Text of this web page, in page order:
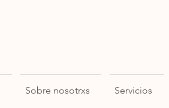
Sobre nosotrxs Servicios